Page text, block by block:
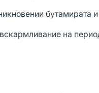
бутамирата
на